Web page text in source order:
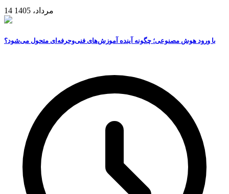
14 مرداد، 1405
با ورود هوش مصنوعی؛ چگونه آینده آموزش‌های فنی‌وحرفه‌ای متحول می‌شود؟